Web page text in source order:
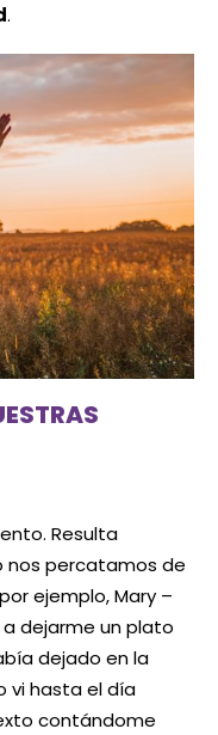
.
Resulta
nos percatamos de
ejemplo, Mary –
dejarme un plato
dejado en la
vi hasta el día
contándome